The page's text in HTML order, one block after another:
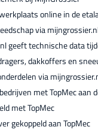
online in de
via
geeft technische data
dakkoffers en
via
met TopMec aan
met TopMec
gekoppeld aan TopMec